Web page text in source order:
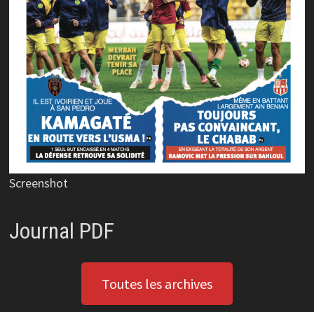
Screenshot
Journal PDF
Toutes les archives